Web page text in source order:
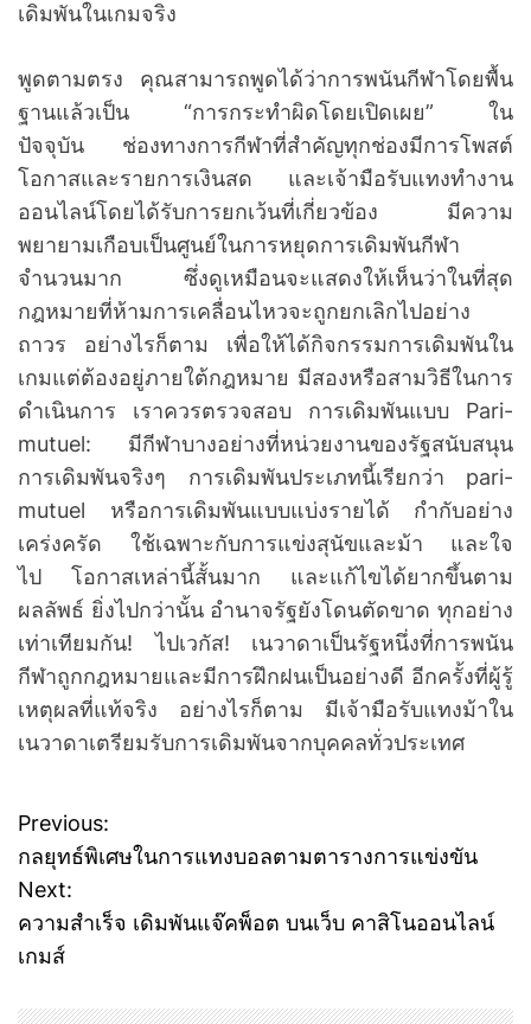
เดิมพันในเกมจริง
พูดตามตรง คุณสามารถพูดได้ว่าการพนันกีฬาโดยพื้น
ฐานแล้วเป็น “การกระทำผิดโดยเปิดเผย” ใน
ปัจจุบัน ช่องทางการกีฬาที่สำคัญทุกช่องมีการโพสต์
โอกาสและรายการเงินสด และเจ้ามือรับแทงทำงาน
ออนไลน์โดยได้รับการยกเว้นที่เกี่ยวข้อง มีความ
พยายามเกือบเป็นศูนย์ในการหยุดการเดิมพันกีฬา
จำนวนมาก ซึ่งดูเหมือนจะแสดงให้เห็นว่าในที่สุด
กฎหมายที่ห้ามการเคลื่อนไหวจะถูกยกเลิกไปอย่าง
ถาวร อย่างไรก็ตาม เพื่อให้ได้กิจกรรมการเดิมพันใน
เกมแต่ต้องอยู่ภายใต้กฎหมาย มีสองหรือสามวิธีในการ
ดำเนินการ เราควรตรวจสอบ การเดิมพันแบบ Pari-
mutuel: มีกีฬาบางอย่างที่หน่วยงานของรัฐสนับสนุน
การเดิมพันจริงๆ การเดิมพันประเภทนี้เรียกว่า pari-
mutuel หรือการเดิมพันแบบแบ่งรายได้ กำกับอย่าง
เคร่งครัด ใช้เฉพาะกับการแข่งสุนัขและม้า และใจ
ไป โอกาสเหล่านี้สั้นมาก และแก้ไขได้ยากขึ้นตาม
ผลลัพธ์ ยิ่งไปกว่านั้น อำนาจรัฐยังโดนตัดขาด ทุกอย่าง
เท่าเทียมกัน! ไปเวกัส! เนวาดาเป็นรัฐหนึ่งที่การพนัน
กีฬาถูกกฎหมายและมีการฝึกฝนเป็นอย่างดี อีกครั้งที่ผู้รู้
เหตุผลที่แท้จริง อย่างไรก็ตาม มีเจ้ามือรับแทงม้าใน
เนวาดาเตรียมรับการเดิมพันจากบุคคลทั่วประเทศ
P
o
s
Previous:
กลยุทธ์พิเศษในการแทงบอลตามตารางการแข่งขัน
Next:
ความสำเร็จ เดิมพันแจ๊คพ็อต บนเว็บ คาสิโนออนไลน์
เกมส์